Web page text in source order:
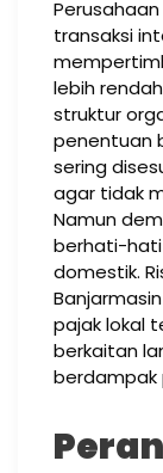
transaksi
lebih
struktur
penentuan
sering
agar tidak
Namun
berhati-
domestik.
pajak lokal
berkaitan
berdampak
Peran